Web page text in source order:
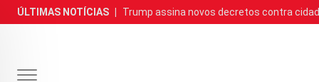
Skip
to
ÚLTIMAS NOTÍCIAS Trump assina novos decretos contra